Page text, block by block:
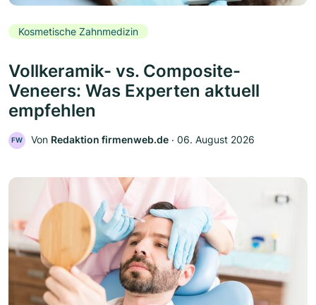
Kosmetische Zahnmedizin
Vollkeramik- vs. Composite-
Veneers: Was Experten aktuell
empfehlen
FW Von Redaktion firmenweb.de ‧ 06. August 2026